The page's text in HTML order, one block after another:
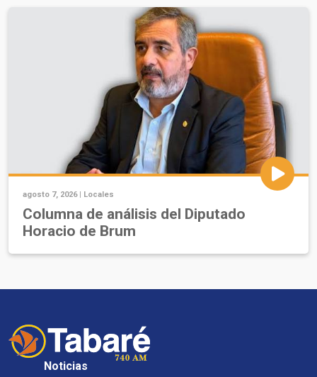
agosto 7, 2026 | Locales
Columna de análisis del Diputado
Horacio de Brum
Noticias